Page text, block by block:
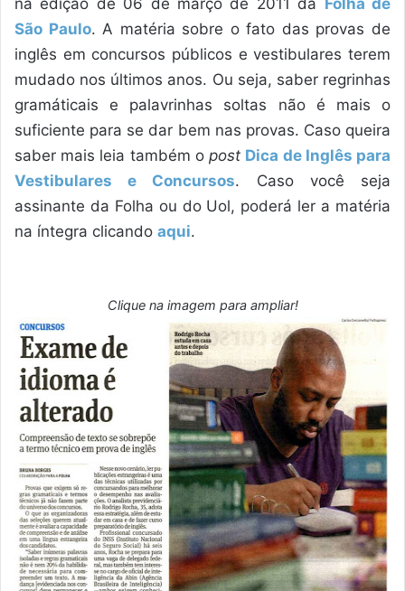
São Paulo. A matéria sobre o fato das provas de
inglês em concursos públicos e vestibulares terem
mudado nos últimos anos. Ou seja, saber regrinhas
gramáticais e palavrinhas soltas não é mais o
suficiente para se dar bem nas provas. Caso queira
saber mais leia também opost Dica de Inglês para
Vestibulares e Concursos. Caso você seja
assinante da Folha ou do Uol, poderá ler a matéria
na íntegra clicando aqui.
Clique na imagem para ampliar!